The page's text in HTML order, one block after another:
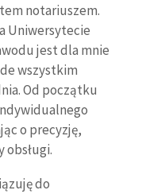
notariuszem.
Uniwersytecie
jest dla mnie
wszystkim
Od początku
o precyzję,
obsługi.
do